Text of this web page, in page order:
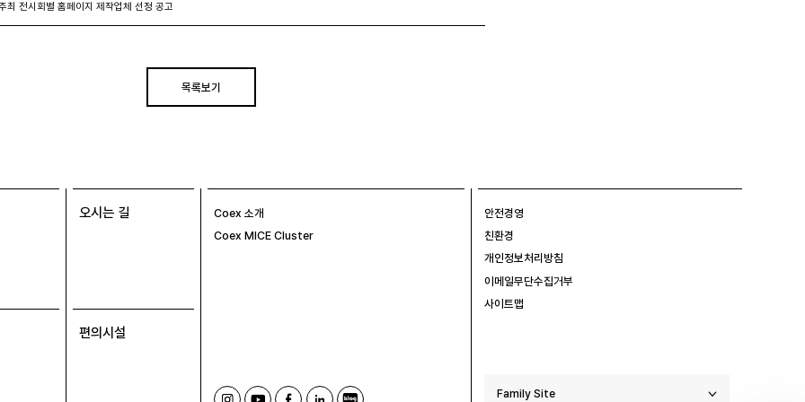
최 전시회별 홈페이지 제작업체 선정 공고
목록보기
오시는 길
편의시설
Coex 소개
Coex MICE Cluster
인 유 페 링 블
안전경영
친환경
개인정보처리방침
이메일무단수집거부
사이트맵
Family Site